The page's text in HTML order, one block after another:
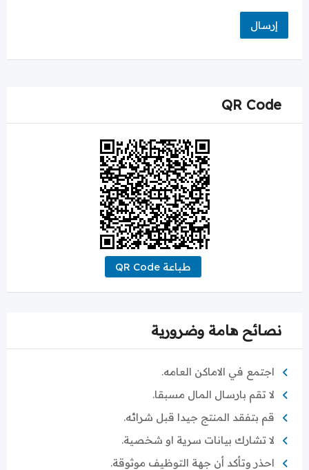
QR Code
طباعة QR Code
نصائح هامة وضرورية
اجتمع في الاماكن العامه.
لا تقم بارسال المال مسبقا.
قم بتفقد المنتج جيدا قبل شرائه.
لا تشارك بيانات سرية او شخصية.
احذر وتأكد أن جهة التوظيف موثوقة.